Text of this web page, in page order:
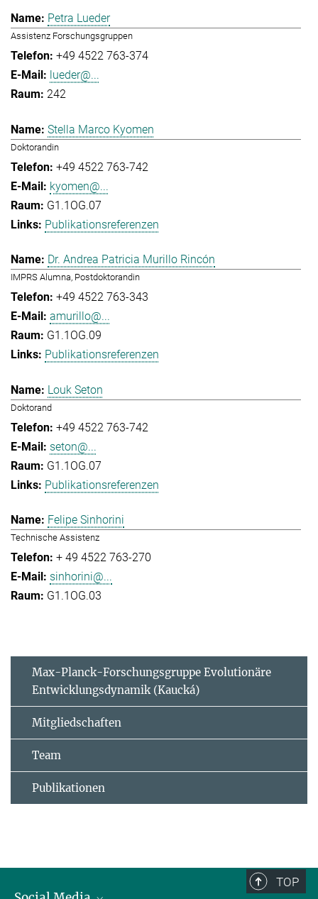
Petra Lueder
Assistenz Forschungsgruppen
+49 4522 763-374
lueder@...
242
Stella Marco Kyomen
Doktorandin
+49 4522 763-742
kyomen@...
G1.1OG.07
Publikationsreferenzen
Dr. Andrea Patricia Murillo Rincón
IMPRS Alumna, Postdoktorandin
+49 4522 763-343
amurillo@...
G1.1OG.09
Publikationsreferenzen
Louk Seton
Doktorand
+49 4522 763-742
seton@...
G1.1OG.07
Publikationsreferenzen
Felipe Sinhorini
Technische Assistenz
+ 49 4522 763-270
sinhorini@...
G1.1OG.03
Max-Planck-Forschungsgruppe Evolutionäre
Entwicklungsdynamik (Kaucká)
Mitgliedschaften
Team
Publikationen
TOP